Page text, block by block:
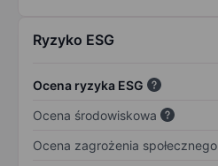
Ryzyko ESG
Ocena ryzyka ESG
Ocena środowiskowa
Ocena zagrożenia społecznego